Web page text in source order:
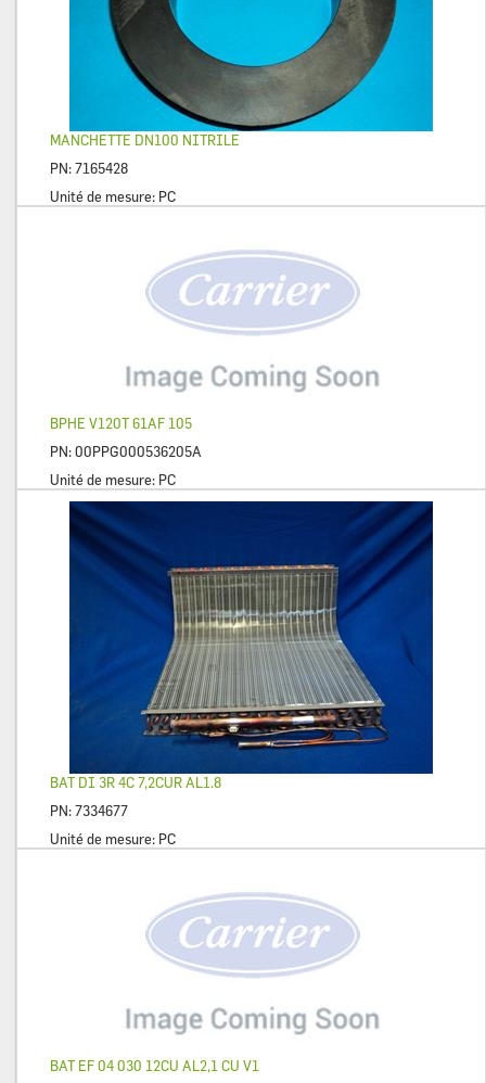
MANCHETTE DN100 NITRILE
PN:7165428
Unité de mesure: PC
BPHE V120T 61AF 105
PN:00PPG000536205A
Unité de mesure: PC
BAT DI 3R 4C 7,2CUR AL1.8
PN:7334677
Unité de mesure: PC
BAT EF 04 030 12CU AL2,1 CU V1